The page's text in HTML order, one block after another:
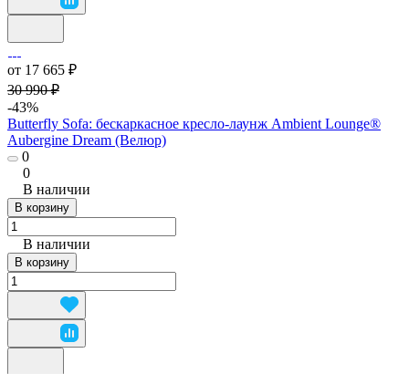
от 17 665 ₽
30 990 ₽
-43%
Butterfly Sofa: бескаркасное кресло-лаунж Ambient Lounge®
Aubergine Dream (Велюр)
0
0
В наличии
В корзину
В наличии
В корзину